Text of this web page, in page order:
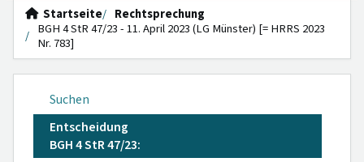
Startseite
Rechtsprechung
BGH 4 StR 47/23 - 11. April 2023 (LG Münster) [= HRRS 2023
Nr. 783]
Suchen
Entscheidung
BGH 4 StR 47/23: